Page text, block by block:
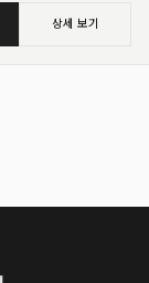
상세 보기